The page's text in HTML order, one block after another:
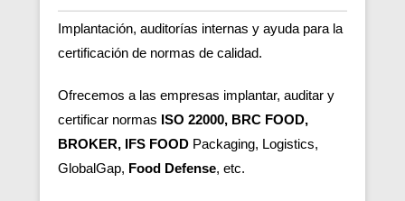
Implantación, auditorías internas y ayuda para la
certificación de normas de calidad.
Ofrecemos a las empresas implantar, auditar y
certificar normas ISO 22000, BRC FOOD,
BROKER, IFS FOOD Packaging, Logistics,
GlobalGap, Food Defense, etc.